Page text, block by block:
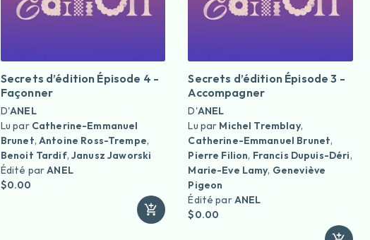
Secrets d’édition Épisode 4 -
Façonner
D'ANEL
Lu par Catherine-Emmanuel
Brunet, Antoine Ross-Trempe,
Benoit Tardif,Janusz Jaworski
Édité parANEL
$0.00
Secrets d’édition Épisode 3 -
Accompagner
D'ANEL
Lu par Michel Tremblay,
Catherine-Emmanuel Brunet,
Pierre Filion, Francis Dupuis-Déri,
Marie-Eve Lamy, Geneviève
Pigeon
Édité parANEL
$0.00